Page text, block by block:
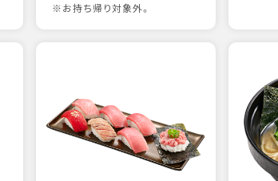
※お持ち帰り対象外。